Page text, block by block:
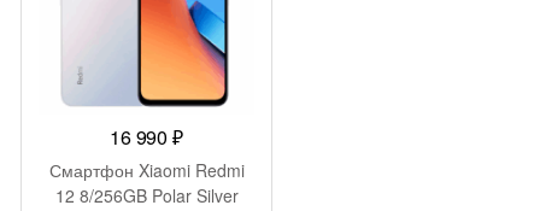
16 990₽
Смартфон Xiaomi Redmi
12 8/256GB Polar Silver